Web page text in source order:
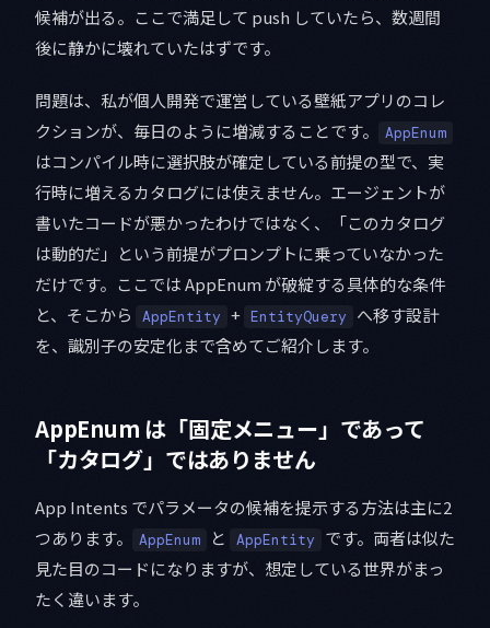
候補が出る。ここで満足して push していたら、数週間
後に静かに壊れていたはずです。
問題は、私が個人開発で運営している壁紙アプリのコレ
クションが、毎日のように増減することです。
AppEnum
はコンパイル時に選択肢が確定している前提の型で、実
行時に増えるカタログには使えません。エージェントが
書いたコードが悪かったわけではなく、「このカタログ
は動的だ」という前提がプロンプトに乗っていなかった
だけです。ここでは AppEnum が破綻する具体的な条件
と、そこから
AppEntity + EntityQuery
へ移す設計
を、識別子の安定化まで含めてご紹介します。
AppEnum は「固定メニュー」であって
「カタログ」ではありません
App Intents でパラメータの候補を提示する方法は主に2
つあります。
AppEnum と AppEntity
です。両者は似た
見た目のコードになりますが、想定している世界がまっ
たく違います。